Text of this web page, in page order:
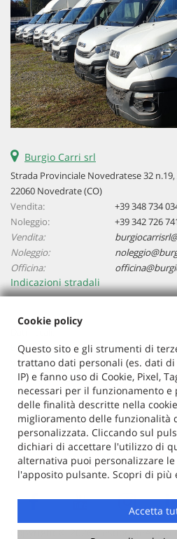
Burgio Carri srl
Strada Provinciale Novedratese 32
22060 Novedrate (CO)
Vendita:
+39 348 734
Noleggio:
+39 342 726
Vendita:
Noleggio:
Officina:
Indicazioni stradali
Burgio Carri Srl
Via S.Francesco 19, 22066 Mariano
P.IVA:02577160134
Registro delle imprese:CO
N°02577160134
REA:co-267867
Capitale sociale: €110.000 i.v.
Copyright © 2026
Cookie policy
Questo sito e gli strumenti di
trattano dati personali (es. dati
IP) e fanno uso di Cookie, Pixel,
necessari per il funzionamento
delle finalità descritte nella
miglioramento delle funzionalità
personalizzata. Cliccando sul
dichiari di accettare l'utilizzo di
alternativa puoi personalizzare
l'apposito pulsante. Scopri di più
Accetta